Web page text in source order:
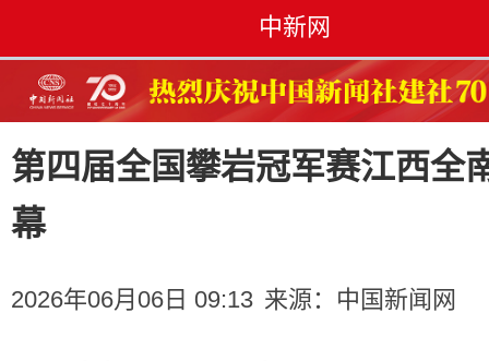
中新网
第四届全国攀岩冠军赛江西全
幕
2026年06月06日 09:13 来源： 中国新闻网